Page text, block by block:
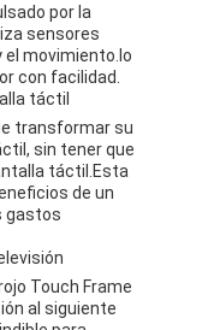
por la
sensores
movimiento.lo
con facilidad.
táctil
transformar su
sin tener que
táctil.Esta
de un
gastos
Touch Frame
al siguiente